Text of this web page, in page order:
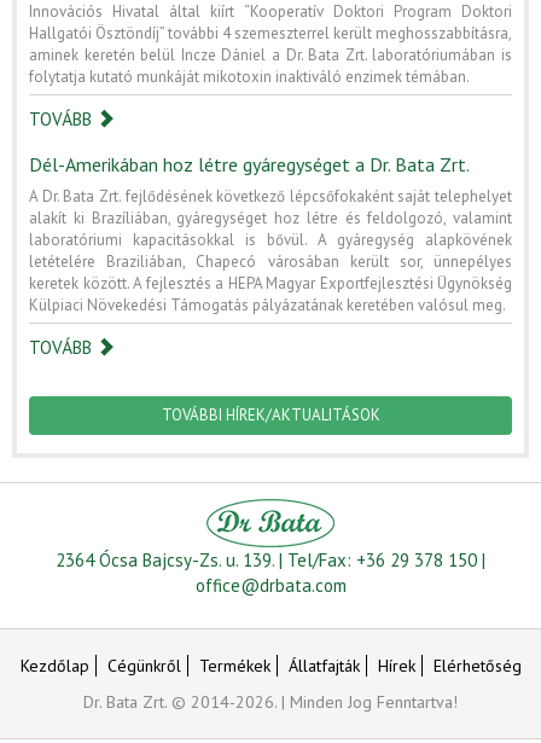
Innovációs Hivatal által kiírt “Kooperatív Doktori Program Doktori
Hallgatói Ösztöndíj” további 4 szemeszterrel került meghosszabbításra,
aminek keretén belül Incze Dániel a Dr. Bata Zrt. laboratóriumában is
folytatja kutató munkáját mikotoxin inaktiváló enzimek témában.
TOVÁBB
Dél-Amerikában hoz létre gyáregységet a Dr. Bata Zrt.
A Dr. Bata Zrt. fejlődésének következő lépcsőfokaként saját telephelyet
alakít ki Brazíliában, gyáregységet hoz létre és feldolgozó, valamint
laboratóriumi kapacitásokkal is bővül. A gyáregység alapkövének
letételére Braziliában, Chapecó városában került sor, ünnepélyes
keretek között. A fejlesztés a HEPA Magyar Exportfejlesztési Ügynökség
Külpiaci Növekedési Támogatás pályázatának keretében valósul meg.
TOVÁBB
TOVÁBBI HÍREK/AKTUALITÁSOK
2364 Ócsa Bajcsy-Zs. u. 139. | Tel/Fax: +36 29 378 150 |
office@drbata.com
Kezdőlap Cégünkről Termékek Állatfajták Hírek
Elérhetőség
Dr. Bata Zrt. © 2014-2026. | Minden Jog Fenntartva!